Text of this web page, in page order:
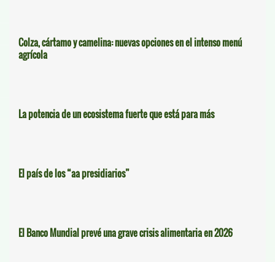
Colza, cártamo y camelina: nuevas opciones en el intenso menú
agrícola
La potencia de un ecosistema fuerte que está para más
El país de los “aa presidiarios”
El Banco Mundial prevé una grave crisis alimentaria en 2026